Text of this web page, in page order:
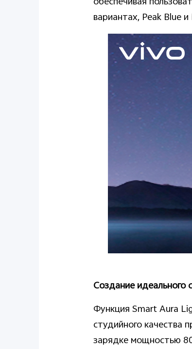
вариантах, Peak Blue
Создание идеального
Функция Smart Aura
студийного
зарядке мощностью